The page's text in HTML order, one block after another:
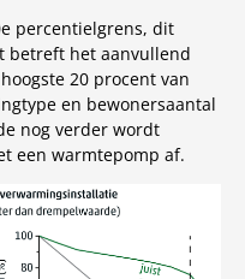
percentielgrens, dit
betreft het aanvullend
20 procent van
en bewonersaantal
nog verder wordt
een warmtepomp af.